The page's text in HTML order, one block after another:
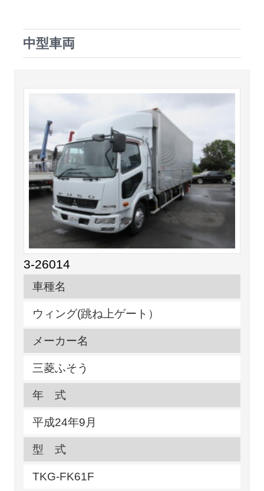
中型車両
3-26014
車種名
ウィング(跳ね上ゲート）
メーカー名
三菱ふそう
年 式
平成24年9月
型 式
TKG-FK61F